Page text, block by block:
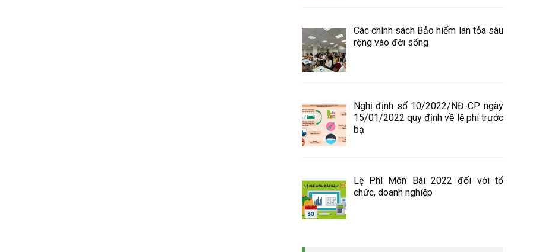
Các chính sách Bảo hiểm lan tỏa sâu
rộng vào đời sống
Nghị định số 10/2022/NĐ-CP ngày
15/01/2022 quy định về lệ phí trước
bạ
Lệ Phí Môn Bài 2022 đối với tổ
chức, doanh nghiệp